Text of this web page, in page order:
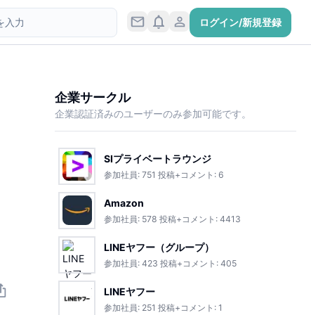
ログイン/新規登録
企業サークル
企業認証済みのユーザーのみ参加可能です。
SIプライベートラウンジ
参加社員: 751 投稿+コメント: 6
Amazon
参加社員: 578 投稿+コメント: 4413
LINEヤフー（グループ）
参加社員: 423 投稿+コメント: 405
LINEヤフー
参加社員: 251 投稿+コメント: 1